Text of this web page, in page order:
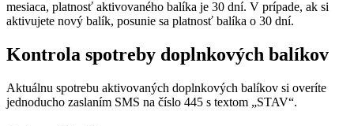
mesiaca, platnosť aktivovaného balíka je 30 dní. V prípade, ak si
aktivujete nový balík, posunie sa platnosť balíka o 30 dní.
Kontrola spotreby doplnkových balíkov
Aktuálnu spotrebu aktivovaných doplnkových balíkov si overíte
jednoducho zaslaním SMS na číslo 445 s textom „STAV“.